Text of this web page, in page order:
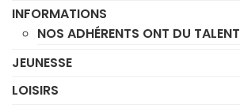
INFORMATIONS
NOS ADHÉRENTS ONT DU TALENT
JEUNESSE
LOISIRS